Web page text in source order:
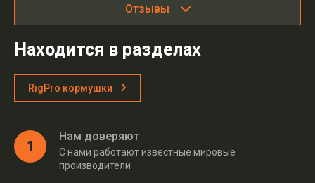
Отзывы
Находится в разделах
RigPro кормушки
1
Нам доверяют
С нами работают известные мировые
производители